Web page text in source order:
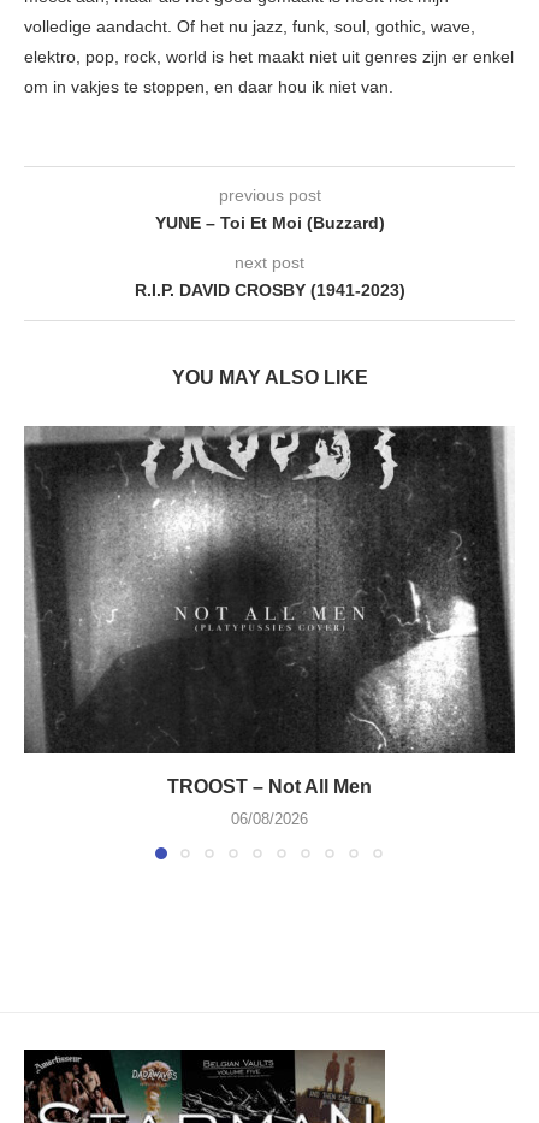
volledige aandacht. Of het nu jazz, funk, soul, gothic, wave,
elektro, pop, rock, world is het maakt niet uit genres zijn er enkel
om in vakjes te stoppen, en daar hou ik niet van.
previous post
YUNE – Toi Et Moi (Buzzard)
next post
R.I.P. DAVID CROSBY (1941-2023)
YOU MAY ALSO LIKE
TROOST – Not All Men
06/08/2026